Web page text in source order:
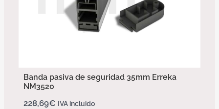
Banda pasiva de seguridad 35mm Erreka
NM3520
228,69€ IVA incluido